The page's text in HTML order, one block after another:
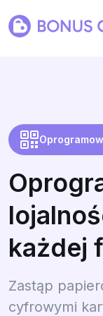
każdej
Zastąp
cyfrowymi